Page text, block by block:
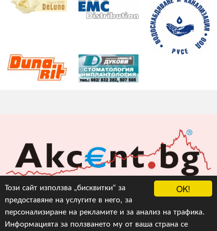
OK!
Този сайт използва „бисквитки“ за
предоставяне на услугите в него, за
персонализиране на рекламите и за анализ на трафика.
Информацията за ползването му от ваша страна се
Акцент БГ ЕООД
info@akcent.bg
Facebook